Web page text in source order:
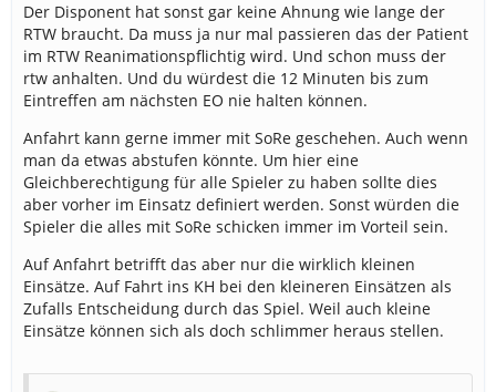
Der Disponent hat sonst gar keine Ahnung wie lange der
RTW braucht. Da muss ja nur mal passieren das der Patient
im RTW Reanimationspflichtig wird. Und schon muss der
rtw anhalten. Und du würdest die 12 Minuten bis zum
Eintreffen am nächsten EO nie halten können.
Anfahrt kann gerne immer mit SoRe geschehen. Auch wenn
man da etwas abstufen könnte. Um hier eine
Gleichberechtigung für alle Spieler zu haben sollte dies
aber vorher im Einsatz definiert werden. Sonst würden die
Spieler die alles mit SoRe schicken immer im Vorteil sein.
Auf Anfahrt betrifft das aber nur die wirklich kleinen
Einsätze. Auf Fahrt ins KH bei den kleineren Einsätzen als
Zufalls Entscheidung durch das Spiel. Weil auch kleine
Einsätze können sich als doch schlimmer heraus stellen.